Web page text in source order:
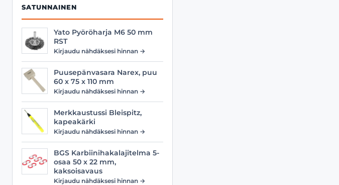
SATUNNAINEN
Yato Pyöröharja M6 50 mm
RST
Kirjaudu nähdäksesi hinnan →
Puusepänvasara Narex, puu
60 x 75 x 110 mm
Kirjaudu nähdäksesi hinnan →
Merkkaustussi Bleispitz,
kapeakärki
Kirjaudu nähdäksesi hinnan →
BGS Karbiinihakalajitelma 5-
osaa 50 x 22 mm,
kaksoisavaus
Kirjaudu nähdäksesi hinnan →